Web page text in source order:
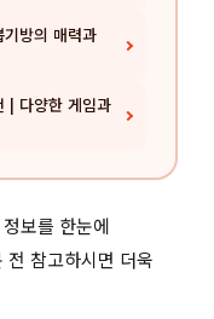
방의 매력과
| 다양한 게임과
보를 한눈에
전 참고하시면 더욱